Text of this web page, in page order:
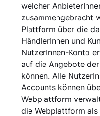
welcher
zusammengebracht
Plattform über die
HändlerInnen und
NutzerInnen-Konto
auf die Angebote
können. Alle
Accounts können
Webplattform
die Webplattform als